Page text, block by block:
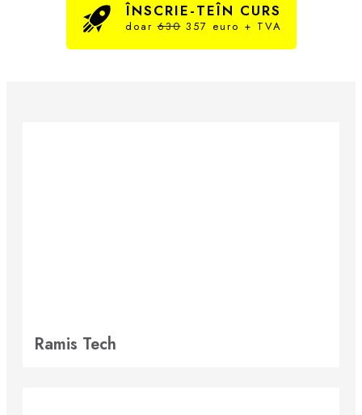
ÎNSCRIE-TEÎN CURS
doar630357 euro + TVA
Ramis Tech